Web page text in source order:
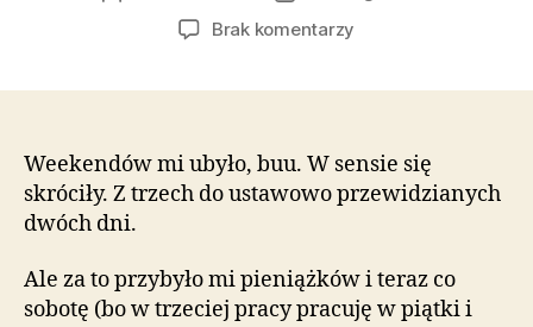
Brak komentarzy
Weekendów mi ubyło, buu. W sensie się
skróciły. Z trzech do ustawowo przewidzianych
dwóch dni.
Ale za to przybyło mi pieniążków i teraz co
sobotę (bo w trzeciej pracy pracuję w piątki i